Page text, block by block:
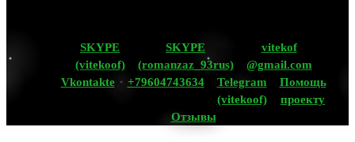
SKYPE
(vitekoof)
SKYPE
(romanzaz_93rus)
vitekof
@gmail.com
Vkontakte
+79604743634
Telegram
(vitekoof)
Помощь
проекту
Отзывы